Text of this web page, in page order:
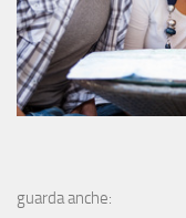
guarda anche: